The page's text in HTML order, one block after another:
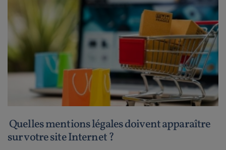
Quelles mentions légales doivent apparaître
sur votre site Internet ?